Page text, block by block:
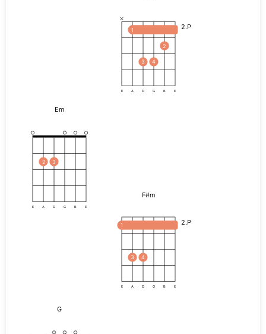
2.P
1
3 4
2
E A D G B E
Em
2 3
E A D G B E
F#m
2.P
1
3 4
E A D G B E
G